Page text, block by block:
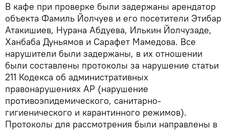
В кафе при проверке были задержаны арендатор
объекта Фамиль Йолчуев и его посетители Этибар
Атакишиев, Нурана Абдуева, Илькин Йолчузаде,
Ханбаба Дуньямов и Сарафет Мамедова. Все
нарушители были задержаны, в их отношении
были составлены протоколы за нарушение статьи
211 Кодекса об административных
правонарушениях АР (нарушение
противоэпидемического, санитарно-
гигиенического и карантинного режимов).
Протоколы для рассмотрения были направлены в